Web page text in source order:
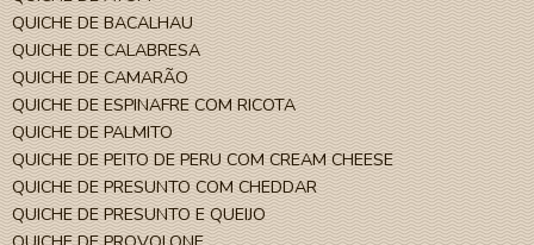
QUICHE DE BACALHAU
QUICHE DE CALABRESA
QUICHE DE CAMARÃO
QUICHE DE ESPINAFRE COM RICOTA
QUICHE DE PALMITO
QUICHE DE PEITO DE PERU COM CREAM CHEESE
QUICHE DE PRESUNTO COM CHEDDAR
QUICHE DE PRESUNTO E QUEIJO